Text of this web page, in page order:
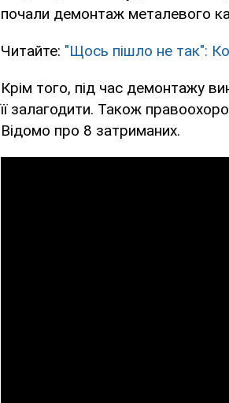
почали демонтаж металевого
Читайте: "Щось пішло не так":
Крім того, під час демонтажу
її залагодити. Також
Відомо про 8 затриманих.